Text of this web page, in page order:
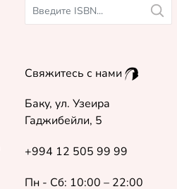
Свяжитесь с нами
Баку, ул. Узеира
Гаджибейли, 5
+994 12 505 99 99
Пн - Сб: 10:00 – 22:00